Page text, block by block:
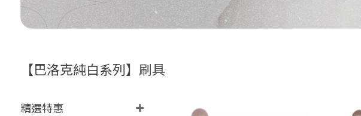
【巴洛克純白系列】刷具
精選特惠